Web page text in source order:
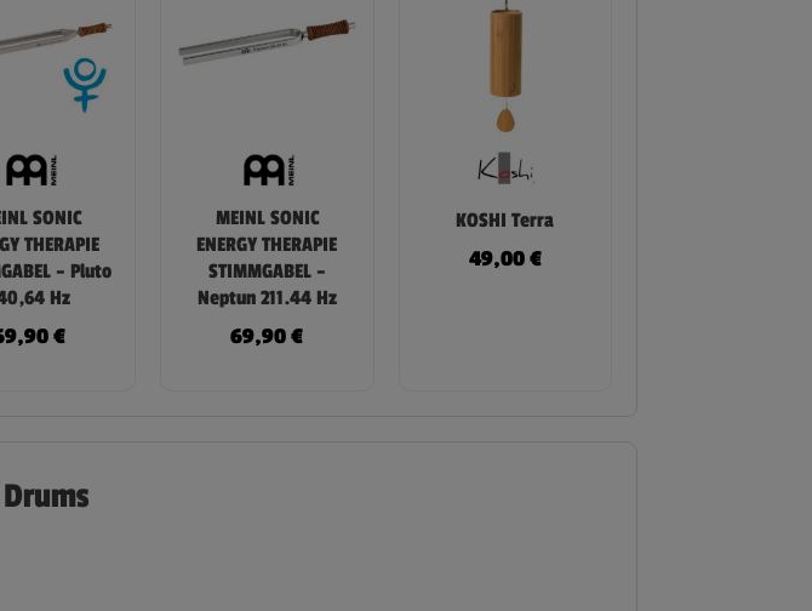
SONIC
THERAPIE
– Pluto
Hz
€
MEINL SONIC
ENERGY THERAPIE
STIMMGABEL –
Neptun 211.44 Hz
69,90€
KOSHI Terra
49,00€